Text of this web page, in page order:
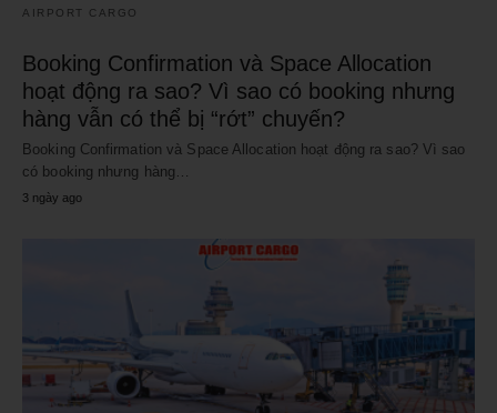
AIRPORT CARGO
Booking Confirmation và Space Allocation
hoạt động ra sao? Vì sao có booking nhưng
hàng vẫn có thể bị “rớt” chuyến?
Booking Confirmation và Space Allocation hoạt động ra sao? Vì sao
có booking nhưng hàng…
3 ngày ago